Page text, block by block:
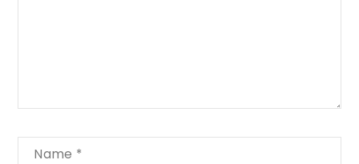
Name *